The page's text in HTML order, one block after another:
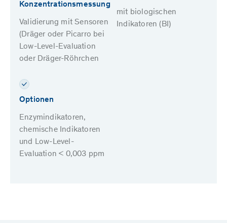
Konzentrationsmessung
Validierung mit Sensoren
(Dräger oder Picarro bei
Low-Level-Evaluation
oder Dräger-Röhrchen
mit biologischen
Indikatoren (BI)
Optionen
Enzymindikatoren,
chemische Indikatoren
und Low-Level-
Evaluation < 0,003 ppm